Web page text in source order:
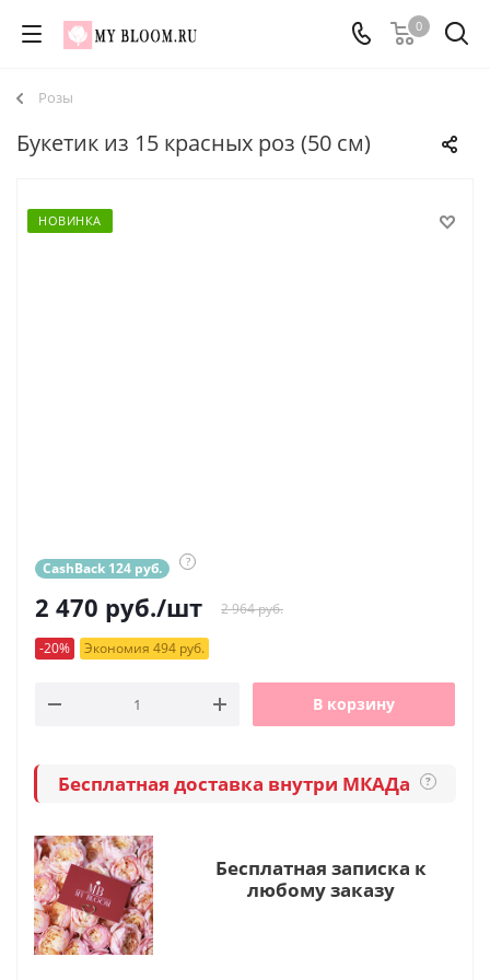
0
Розы
Букетик из 15 красных роз (50 см)
НОВИНКА
CashBack 124 руб. ?
2 470 руб./шт 2 964 руб.
-20% Экономия 494 руб.
В корзину
Бесплатная доставка внутри МКАДа ?
Бесплатная записка к
любому заказу